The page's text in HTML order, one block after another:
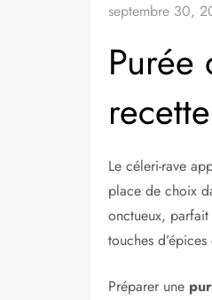
septembre 30,
Purée
Le céleri-rave
place de choix
onctueux,
touches
Préparer une